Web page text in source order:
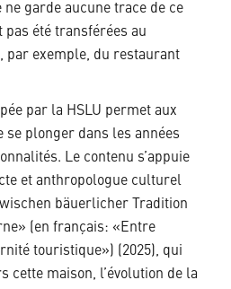
garde aucune trace de ce
pas été transférées au
par exemple, du restaurant
par la HSLU permet aux
se plonger dans les années
Le contenu s’appuie
et anthropologue culturel
bäuerlicher Tradition
(en français: «Entre
touristique») (2025), qui
cette maison, l’évolution de la